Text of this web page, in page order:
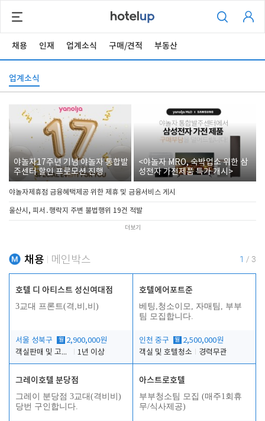
채용 인재 업계소식 구매/견적 부동산
업계소식
야놀자17주년 기념 야놀자 통합발
주센터 할인 프로모션 진행
<야놀자 MRO, 숙박업소 위한 삼
성전자 가전제품 특가 개시>
야놀자제휴점 금융혜택제공 위한 제휴 및 금융서비스 게시
울산시, 피서․행락지 주변 불법행위 19건 적발
더보기
채용 메인박스 1 / 3
호텔 디 아티스트 성신여대점
3교대 프론트(격,비,비)
서울 성북구 월 2,900,000원
객실판매 및 고객응대
1년 이상
호텔에어포트준
베팅,청소이모, 자매팀, 부부
팀 모집합니다.
인천 중구 월 2,500,000원
객실 및 호텔청소
경력무관
그레이호텔 분당점
그레이 분당점 3교대(격비비)
당번 구인합니다.
아스트로호텔
부부청소팀 모집 (매주1회휴
무/식사제공)